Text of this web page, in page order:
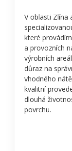
V oblasti Zlína
které
a provozních
výrobních
důraz na
vhodného
kvalitní
dlouhá
povrchu.